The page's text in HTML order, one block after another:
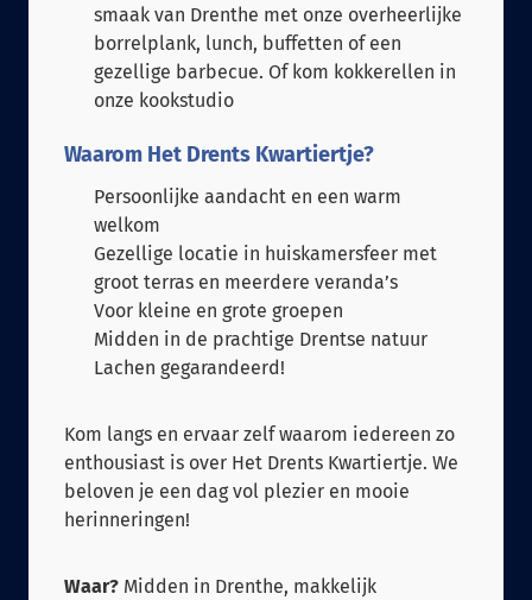
smaak van Drenthe met onze overheerlijke
borrelplank, lunch, buffetten of een
gezellige barbecue. Of kom kokkerellen in
onze kookstudio
Waarom Het Drents Kwartiertje?
Persoonlijke aandacht en een warm
welkom
Gezellige locatie in huiskamersfeer met
groot terras en meerdere veranda’s
Voor kleine en grote groepen
Midden in de prachtige Drentse natuur
Lachen gegarandeerd!
Kom langs en ervaar zelf waarom iedereen zo
enthousiast is over Het Drents Kwartiertje. We
beloven je een dag vol plezier en mooie
herinneringen!
Waar? Midden in Drenthe, makkelijk